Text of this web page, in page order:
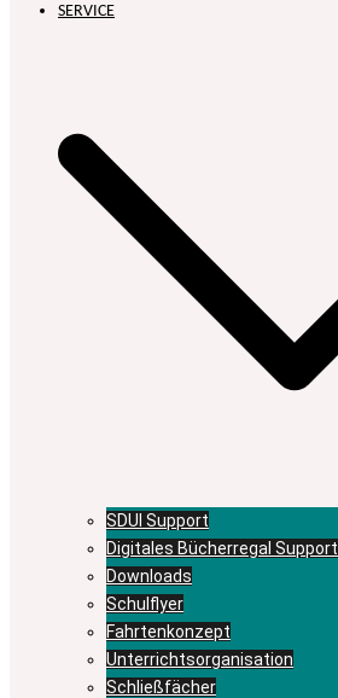
SERVICE
SDUI Support
Digitales Bücherregal Support
Downloads
Schulflyer
Fahrtenkonzept
Unterrichtsorganisation
Schließfächer